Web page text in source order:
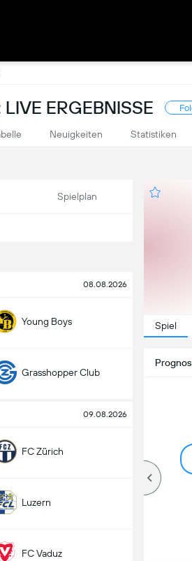
ERGEBNISSE
Neuigkeiten Statistiken
Spielplan
08.08.2026
Young Boys
Grasshopper Club
09.08.2026
FC Zürich
Luzern
FC Vaduz
Spiel